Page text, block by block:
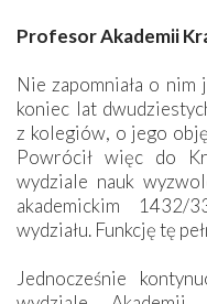
Profesor Akademii
Nie zapomniała o
koniec lat
z kolegiów, o jego
Powrócił więc do
wydziale nauk
akademickim 1432/
wydziału. Funkcję tę
Jednocześnie